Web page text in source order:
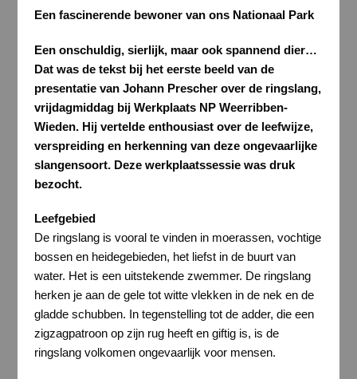
Een fascinerende bewoner van ons Nationaal Park
Een onschuldig, sierlijk, maar ook spannend dier…
Dat was de tekst bij het eerste beeld van de
presentatie van Johann Prescher over de ringslang,
vrijdagmiddag bij Werkplaats NP Weerribben-
Wieden. Hij vertelde enthousiast over de leefwijze,
verspreiding en herkenning van deze ongevaarlijke
slangensoort. Deze werkplaatssessie was druk
bezocht.
Leefgebied
De ringslang is vooral te vinden in moerassen, vochtige
bossen en heidegebieden, het liefst in de buurt van
water. Het is een uitstekende zwemmer. De ringslang
herken je aan de gele tot witte vlekken in de nek en de
gladde schubben. In tegenstelling tot de adder, die een
zigzagpatroon op zijn rug heeft en giftig is, is de
ringslang volkomen ongevaarlijk voor mensen.